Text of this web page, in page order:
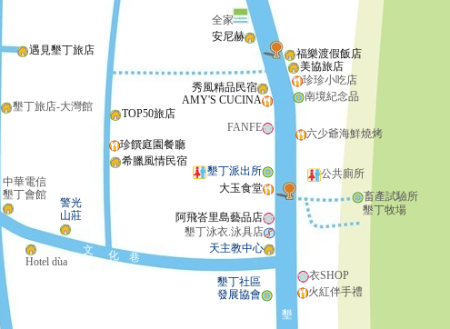
遇見墾丁旅店
中華電信
墾丁會館
警光
山莊
Hotel dùa
全家
AMY'S CUCINA
秀風精品民宿
墾丁派出所
大玉食堂
阿飛峇里島藝品店
天主教中心
福樂渡假飯店
美協旅店
珍珍小吃店
畜產試驗所
墾丁牧場
墾丁社區
發展協會
衣SHOP
墾
火紅伴手禮
文 化 巷
六少爺海鮮燒烤
FANFE
南境紀念品
珍饌庭園餐廳
希臘風情民宿
安尼赫
公共廁所
墾丁泳衣.泳具店
墾丁旅店-大灣館
TOP50旅店